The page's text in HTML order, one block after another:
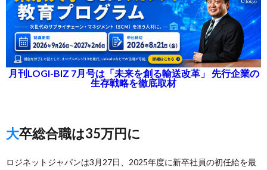
月刊LOGI-BIZ 7月号は「未来を創る輸送改革」 先行企業の
生存戦略を徹底取材
大卒総合職は35万円に
ロジネットジャパンは3月27日、2025年度に新卒社員の初任給を最